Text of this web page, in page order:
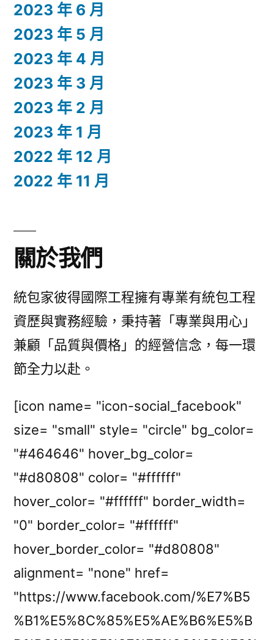
2023 年 6 月
2023 年 5 月
2023 年 4 月
2023 年 3 月
2023 年 2 月
2023 年 1 月
2022 年 12 月
2022 年 11 月
關於我們
統包家彼得國際工程擁有專業有統包工程
資歷與實務經驗，秉持著「專業與用心」
兼顧「品質與價格」的經營信念，每一環
節全力以赴。
[icon name= "icon-social_facebook"
size= "small" style= "circle" bg_color=
"#464646" hover_bg_color=
"#d80808" color= "#ffffff"
hover_color= "#ffffff" border_width=
"0" border_color= "#ffffff"
hover_border_color= "#d80808"
alignment= "none" href=
"https://www.facebook.com/%E7%B5
%B1%E5%8C%85%E5%AE%B6%E5%B